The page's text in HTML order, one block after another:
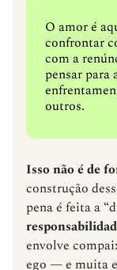
O amor é
confrontar
com a
pensar para
outros.
Isso não é de
construção
pena é feita a
envolve
ego — e muita